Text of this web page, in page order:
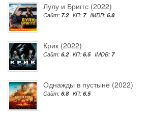
Лулу и Бриггс (2022)
Сайт: 7.2 КП: 7 IMDB: 6.8
Крик (2022)
Сайт: 6.2 КП: 6.5 IMDB: 7
Однажды в пустыне (2022)
Сайт: 6.8 КП: 6.5